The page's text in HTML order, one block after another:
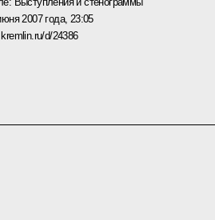
2007 года, 23:05
kremlin.ru/d/24386